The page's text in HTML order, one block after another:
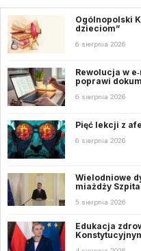
Ogólnopolski
dzieciom”
6 sierpnia 2026
Rewolucja w
poprawi
6 sierpnia 2026
Pięć lekcji z
6 sierpnia 2026
Wielodniowe
miażdży
5 sierpnia 2026
Edukacja